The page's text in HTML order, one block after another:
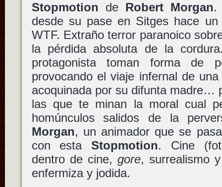
Stopmotion de Robert Morgan.
desde su pase en Sitges hace
WTF. Extraño terror paranoico
la pérdida absoluta de la
protagonista toman forma de
provocando el viaje infernal de
acoquinada por su difunta madre…
las que te minan la moral cual
homúnculos salidos de la
Morgan, un animador que se
con estaStopmotion. Cine
dentro de cine, gore, surrealismo
enfermiza y jodida.